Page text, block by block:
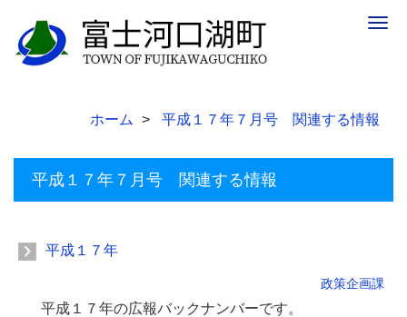
ホーム 平成１７年７月号 関連する情報
平成１７年７月号 関連する情報
平成１７年
政策企画課
平成１７年の広報バックナンバーです。